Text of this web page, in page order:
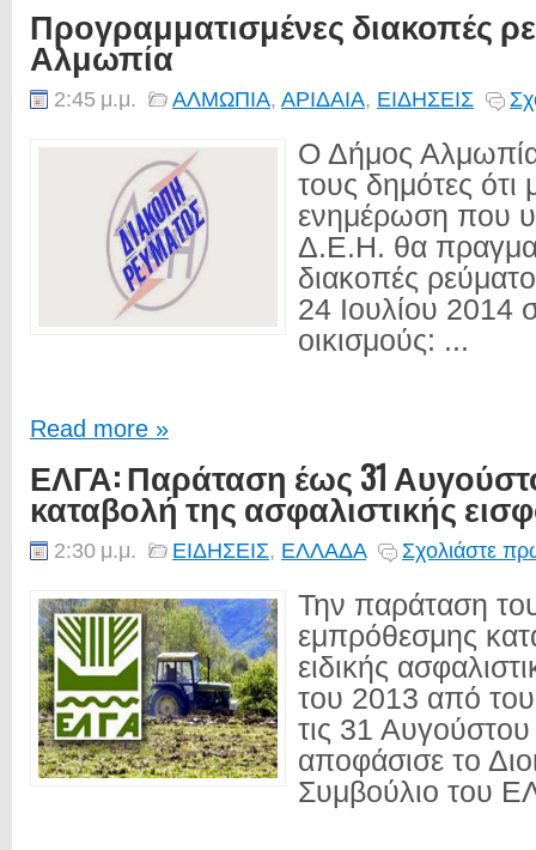
Προγραμματισμένες διακοπές
Αλμωπία
2:45 μ.μ. ΑΛΜΩΠΙΑ, ΑΡΙΔΑΙΑ, ΕΙΔΗΣΕΙΣ
Ο Δήμος
τους δημότες ότι
ενημέρωση που
Δ.Ε.Η. θα
διακοπές
24 Ιουλίου 2014
οικισμούς: ...
Read more »
ΕΛΓΑ: Παράταση έως 31
καταβολή της ασφαλιστικής
2:30 μ.μ. ΕΙΔΗΣΕΙΣ, ΕΛΛΑΔΑ Σχολιάστε
Την παράταση
εμπρόθεσμης
ειδικής
του 2013 από
τις 31
αποφάσισε το
Συμβούλιο του